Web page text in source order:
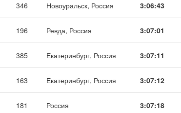
346 Новоуральск, Россия 3:06:43
196 Ревда, Россия 3:07:01
385 Екатеринбург, Россия 3:07:11
163 Екатеринбург, Россия 3:07:12
181 Россия 3:07:18